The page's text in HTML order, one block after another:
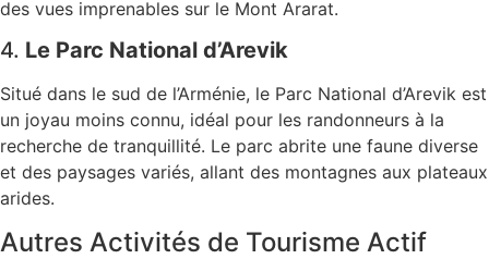
des vues imprenables sur le Mont Ararat.
4. Le Parc National d’Arevik
Situé dans le sud de l’Arménie, le Parc National d’Arevik est
un joyau moins connu, idéal pour les randonneurs à la
recherche de tranquillité. Le parc abrite une faune diverse
et des paysages variés, allant des montagnes aux plateaux
arides.
Autres Activités de Tourisme Actif